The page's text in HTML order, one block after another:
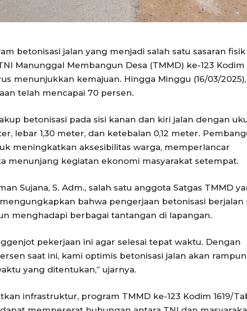
betonisasi jalan yang menjadi salah satu sasaran fisik
Manunggal Membangun Desa (TMMD) ke-123 Kodim
menunjukkan kemajuan. Hingga Minggu (16/03/2025),
telah mencapai 70 persen.
betonisasi pada sisi kanan dan kiri jalan dengan
lebar 1,30 meter, dan ketebalan 0,12 meter.
meningkatkan aksesibilitas warga, memperlancar
menunjang kegiatan ekonomi masyarakat setempat.
Sujana, S. Adm., salah satu anggota Satgas TMMD
bahwa pengerjaan betonisasi berjalan
menghadapi berbagai tantangan di lapangan.
pekerjaan ini agar selesai tepat waktu. Dengan
saat ini, kami optimis betonisasi jalan akan
yang ditentukan,” ujarnya.
infrastruktur, program TMMD ke-123 Kodim 1619/